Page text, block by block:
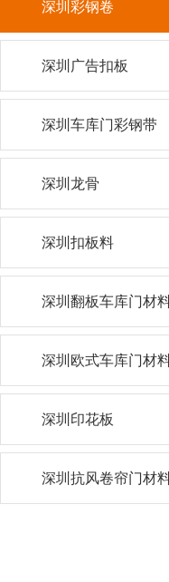
深圳彩钢卷
深圳广告扣板
深圳车库门彩钢带
深圳龙骨
深圳扣板料
深圳翻板车库门材
深圳欧式车库门材
深圳印花板
深圳抗风卷帘门材